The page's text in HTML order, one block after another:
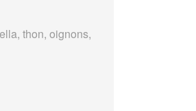
thon, oignons,